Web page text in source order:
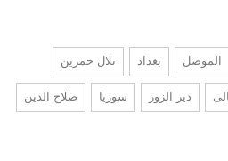
الموصل بغداد تلال حمرين
دير الزور سوريا صلاح الدين